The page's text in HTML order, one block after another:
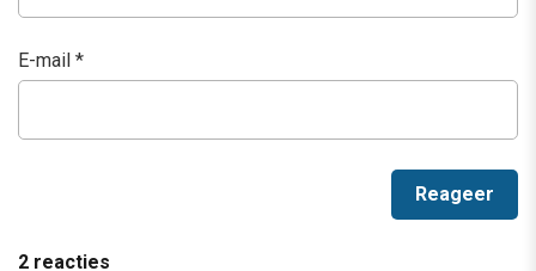
E-mail *
2 reacties